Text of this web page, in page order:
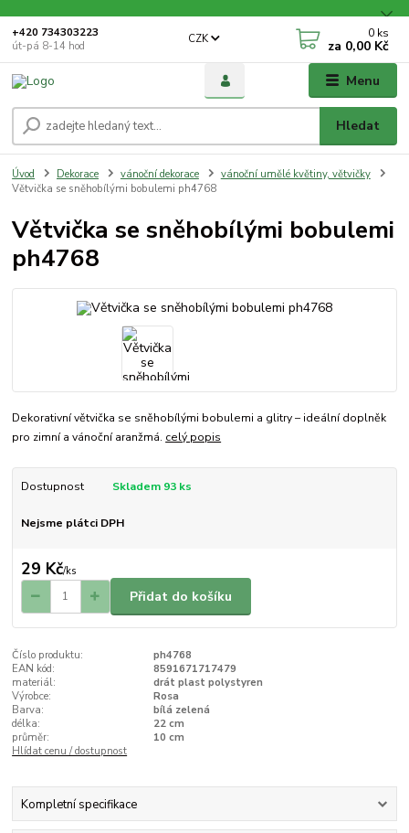
Menu
CZK
Hledat
+420 734303223
út-pá 8-14 hod
0 ks
za 0,00 Kč
Úvod Dekorace vánoční dekorace
vánoční umělé květiny, větvičky
Větvička se sněhobílými bobulemi ph4768
Větvička se sněhobílými bobulemi
ph4768
Dekorativní větvička se sněhobílými bobulemi a glitry – ideální doplněk
pro zimní a vánoční aranžmá. celý popis
Dostupnost Skladem 93 ks
Nejsme plátci DPH
29 Kč/ks
Přidat do košíku
Číslo produktu:
ph4768
EAN kód:
8591671717479
materiál:
drát plast polystyren
Výrobce:
Rosa
Barva:
bílá zelená
délka:
22 cm
průměr:
10 cm
Hlídat cenu / dostupnost
Kompletní specifikace